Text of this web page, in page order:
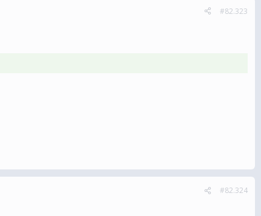
#82.323
#82.324